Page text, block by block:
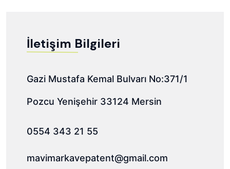
İletişim Bilgileri
Gazi Mustafa Kemal Bulvarı No:371/1
Pozcu Yenişehir 33124 Mersin
0554 343 21 55
mavimarkavepatent@gmail.com